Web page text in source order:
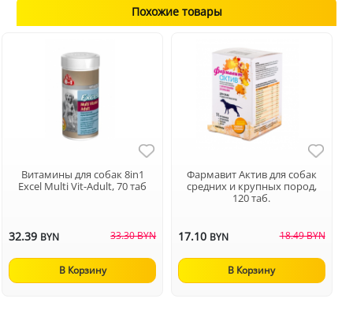
Похожие товары
Витамины для собак 8in1
Excel Multi Vit-Adult, 70 таб
32.39 BYN 33.30 BYN
В Корзину
Фармавит Актив для собак
средних и крупных пород,
120 таб.
17.10 BYN 18.49 BYN
В Корзину